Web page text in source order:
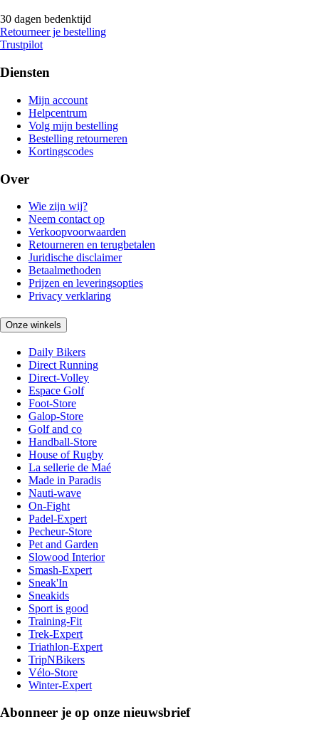
30 dagen bedenktijd
Retourneer je bestelling
Trustpilot
Diensten
Mijn account
Helpcentrum
Volg mijn bestelling
Bestelling retourneren
Kortingscodes
Over
Wie zijn wij?
Neem contact op
Verkoopvoorwaarden
Retourneren en terugbetalen
Juridische disclaimer
Betaalmethoden
Prijzen en leveringsopties
Privacy verklaring
Onze winkels
Daily Bikers
Direct Running
Direct-Volley
Espace Golf
Foot-Store
Galop-Store
Golf and co
Handball-Store
House of Rugby
La sellerie de Maé
Made in Paradis
Nauti-wave
On-Fight
Padel-Expert
Pecheur-Store
Pet and Garden
Slowood Interior
Smash-Expert
Sneak'In
Sneakids
Sport is good
Training-Fit
Trek-Expert
Triathlon-Expert
TripNBikers
Vélo-Store
Winter-Expert
Abonneer je op onze nieuwsbrief